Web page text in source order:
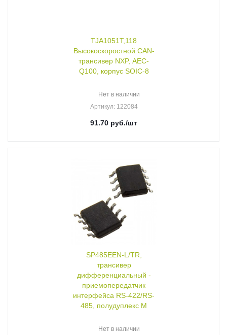
TJA1051T,118
Высокоскоростной CAN-
трансивер NXP, AEC-
Q100, корпус SOIC-8
Нет в наличии
Артикул: 122084
91.70 руб./шт
SP485EEN-L/TR,
трансивер
дифференциальный -
приемопередатчик
интерфейса RS-422/RS-
485, полудуплекс M
Нет в наличии